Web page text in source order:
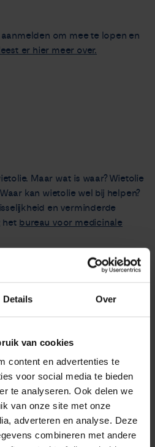
Details Over
van cookies
content en advertenties te
voor social media te bieden
te analyseren. Ook delen we
van onze site met onze
adverteren en analyse. Deze
combineren met andere
om mee te lopen en
er hier meer over.
Maar wat is waar? Wietolie
kan wietolie wel bij helpen?
en verminderde
het bureau voor medicinale
arts als je wietolie wilt
Kijk dan dewebinarmet
apotheek